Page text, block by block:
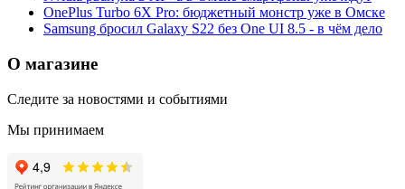
OnePlus Turbo 6X Pro: бюджетный монстр уже в Омске
Samsung бросил Galaxy S22 без One UI 8.5 - в чём дело
О магазине
Следите за новостями и событиями
Мы принимаем